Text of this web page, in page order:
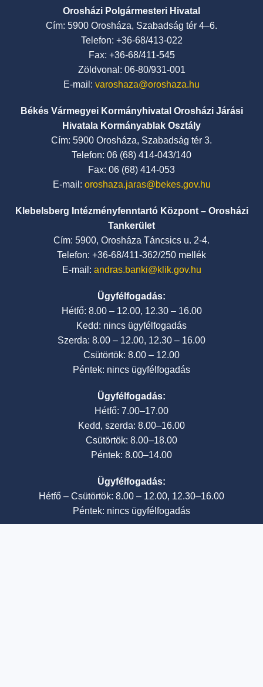
Orosházi Polgármesteri Hivatal
Cím: 5900 Orosháza, Szabadság tér 4–6.
Telefon: +36-68/413-022
Fax: +36-68/411-545
Zöldvonal: 06-80/931-001
E-mail: varoshaza@oroshaza.hu
Békés Vármegyei Kormányhivatal Orosházi Járási
Hivatala Kormányablak Osztály
Cím: 5900 Orosháza, Szabadság tér 3.
Telefon: 06 (68) 414-043/140
Fax: 06 (68) 414-053
E-mail: oroshaza.jaras@bekes.gov.hu
Klebelsberg Intézményfenntartó Központ – Orosházi
Tankerület
Cím: 5900, Orosháza Táncsics u. 2-4.
Telefon: +36-68/411-362/250 mellék
E-mail: andras.banki@klik.gov.hu
Ügyfélfogadás:
Hétfő: 8.00 – 12.00, 12.30 – 16.00
Kedd: nincs ügyfélfogadás
Szerda: 8.00 – 12.00, 12.30 – 16.00
Csütörtök: 8.00 – 12.00
Péntek: nincs ügyfélfogadás
Ügyfélfogadás:
Hétfő: 7.00–17.00
Kedd, szerda: 8.00–16.00
Csütörtök: 8.00–18.00
Péntek: 8.00–14.00
Ügyfélfogadás:
Hétfő – Csütörtök: 8.00 – 12.00, 12.30–16.00
Péntek: nincs ügyfélfogadás